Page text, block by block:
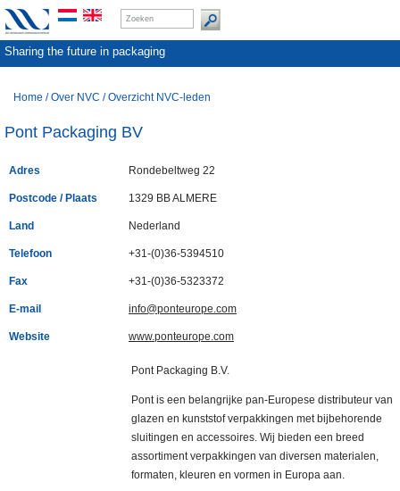
Sharing the future in packaging
Home /Over NVC /Overzicht NVC-leden
Pont Packaging BV
Adres Rondebeltweg 22
Postcode / Plaats 1329 BB ALMERE
Land Nederland
Telefoon +31-(0)36-5394510
Fax +31-(0)36-5323372
E-mail info@ponteurope.com
Website www.ponteurope.com
Pont Packaging B.V.
Pont is een belangrijke pan-Europese distributeur van
glazen en kunststof verpakkingen met bijbehorende
sluitingen en accessoires. Wij bieden een breed
assortiment verpakkingen van diversen materialen,
formaten, kleuren en vormen in Europa aan.